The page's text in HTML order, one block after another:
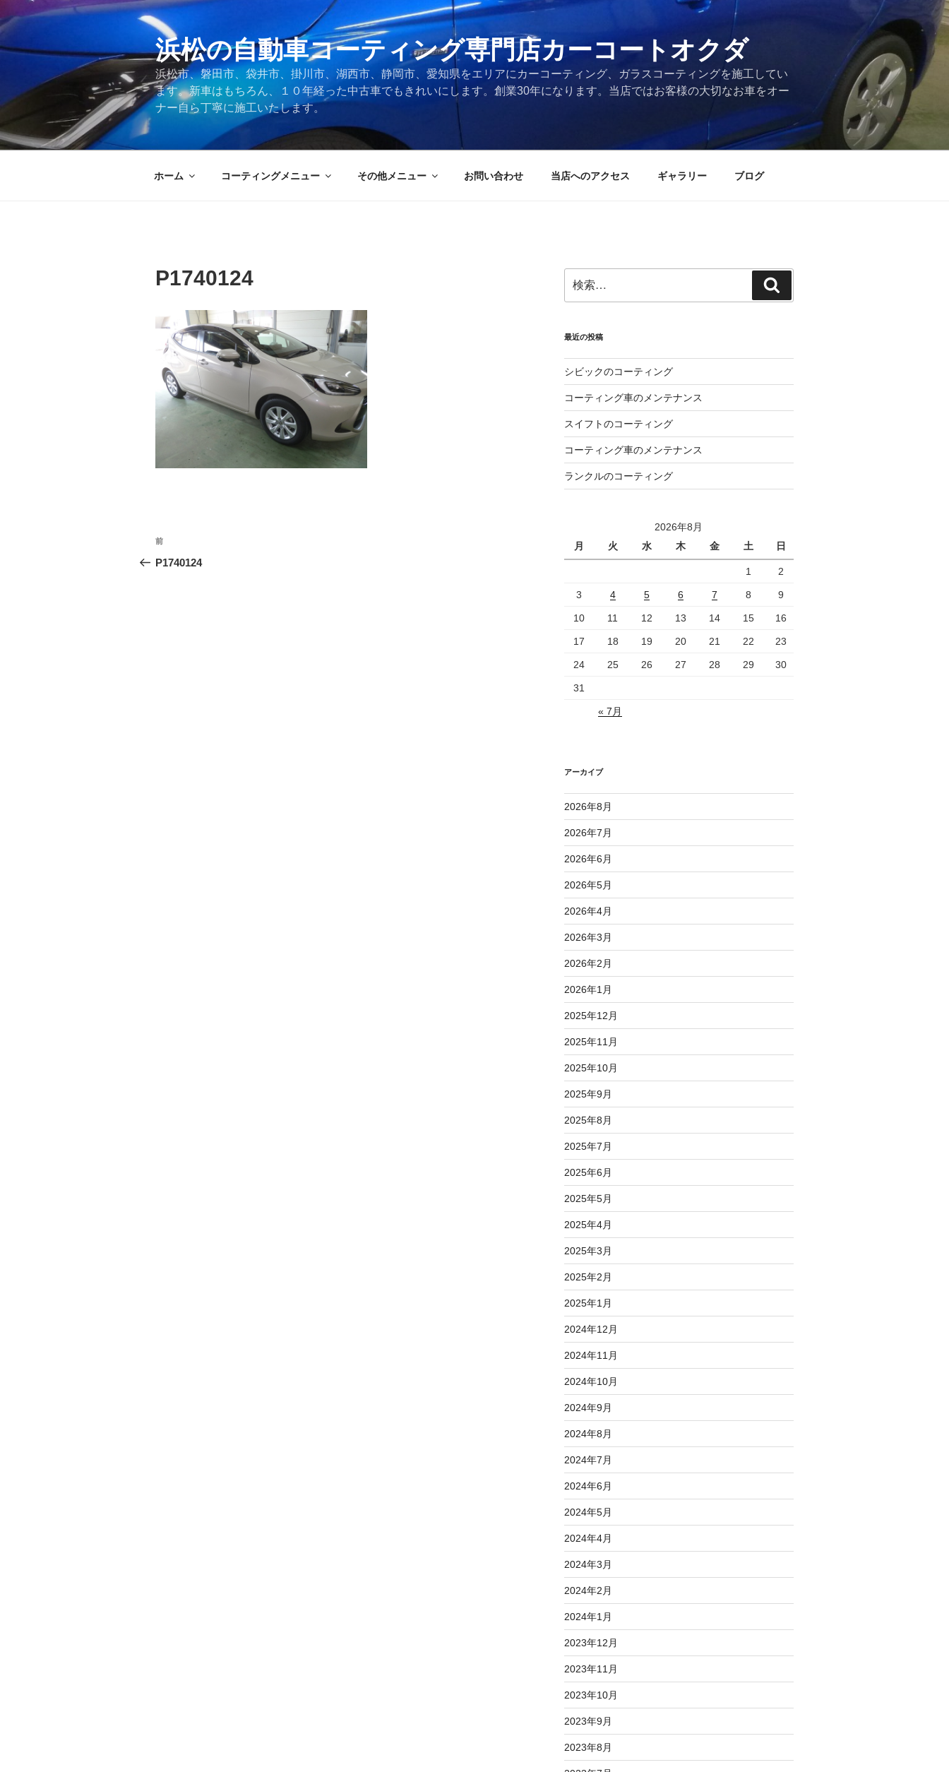
ン
ス
キ
ッ
浜松の自動車コーティング専門店カーコートオクダ
浜松市、磐田市、袋井市、掛川市、湖西市、静岡市、愛知県をエリアにカーコーティング、ガラスコーティングを施工してい
ます。新車はもちろん、１０年経った中古車でもきれいにします。創業30年になります。当店ではお客様の大切なお車をオー
ナー自ら丁寧に施工いたします。
ホーム コーティングメニュー その他メニュー お問い合わせ 当店へのアクセス ギャラリー ブログ
P1740124
投
稿
前
の
前
P1740124
索:
索
最近の投稿
シビックのコーティング
コーティング車のメンテナンス
スイフトのコーティング
コーティング車のメンテナンス
ランクルのコーティング
2026年8月
月
火 水 木 金 土 日
1 2
3 4 5 6 7 8 9
10 11 12 13 14 15 16
17 18 19 20 21 22 23
24 25 26 27 28 29 30
31
« 7月
アーカイブ
2026年8月
2026年7月
2026年6月
2026年5月
2026年4月
2026年3月
2026年2月
2026年1月
2025年12月
2025年11月
2025年10月
2025年9月
2025年8月
2025年7月
2025年6月
2025年5月
2025年4月
2025年3月
2025年2月
2025年1月
2024年12月
2024年11月
2024年10月
2024年9月
2024年8月
2024年7月
2024年6月
2024年5月
2024年4月
2024年3月
2024年2月
2024年1月
2023年12月
2023年11月
2023年10月
2023年9月
2023年8月